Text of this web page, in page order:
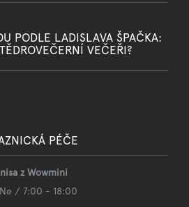
PODLE LADISLAVA ŠPAČKA:
VEČEŘI?
PÉČE
z Wowmini
/ 7:00 - 18:00